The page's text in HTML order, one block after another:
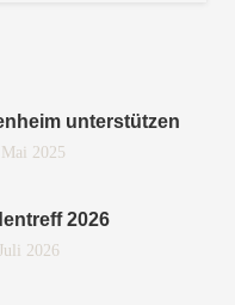
unterstützen
2025
2026
2026